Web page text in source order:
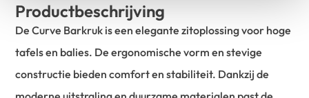
Productbeschrijving
De Curve Barkruk is een elegante zitoplossing voor hoge
tafels en balies. De ergonomische vorm en stevige
constructie bieden comfort en stabiliteit. Dankzij de